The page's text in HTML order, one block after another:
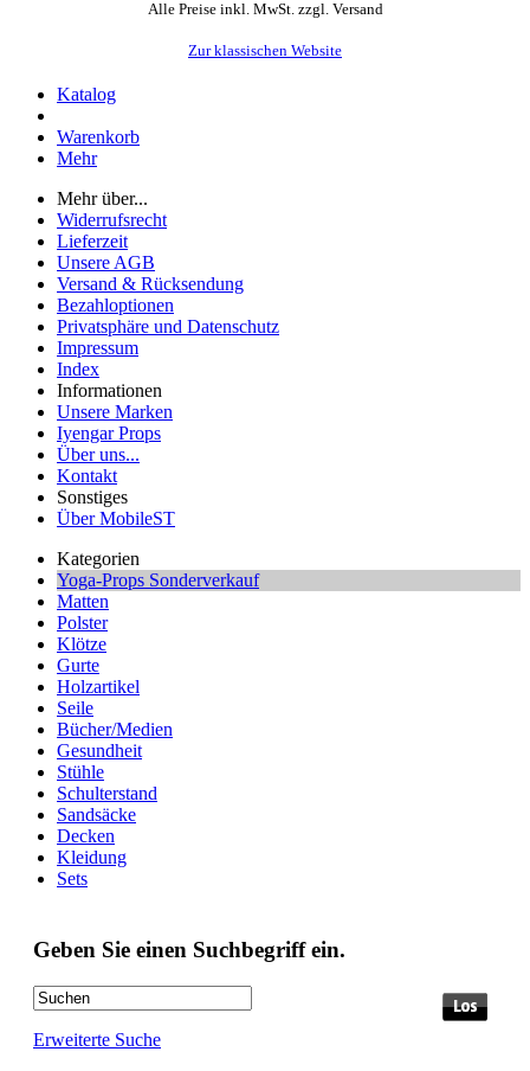
Alle Preise inkl. MwSt. zzgl. Versand
Zur klassischen Website
Katalog
Warenkorb
Mehr
Mehr über...
Widerrufsrecht
Lieferzeit
Unsere AGB
Versand & Rücksendung
Bezahloptionen
Privatsphäre und Datenschutz
Impressum
Index
Informationen
Unsere Marken
Iyengar Props
Über uns...
Kontakt
Sonstiges
Über MobileST
Kategorien
Yoga-Props Sonderverkauf
Matten
Polster
Klötze
Gurte
Holzartikel
Seile
Bücher/Medien
Gesundheit
Stühle
Schulterstand
Sandsäcke
Decken
Kleidung
Sets
Geben Sie einen Suchbegriff ein.
Erweiterte Suche